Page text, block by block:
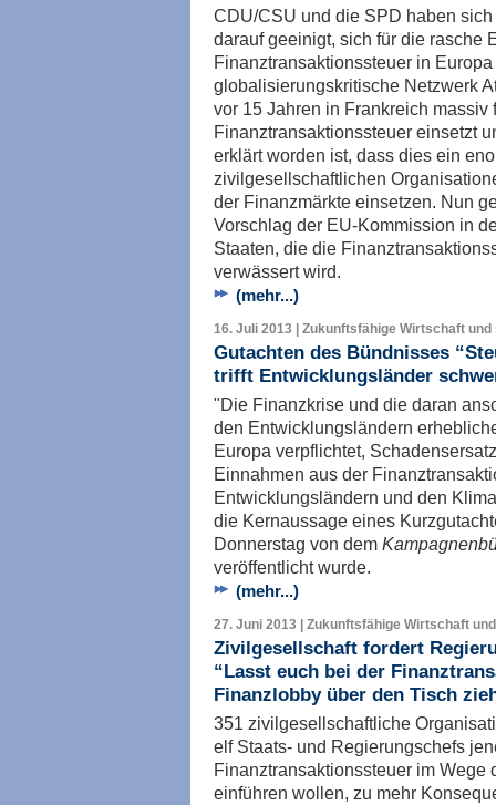
CDU/CSU und die SPD haben
darauf geeinigt, sich für die rasche
Finanztransaktionssteuer in
globalisierungskritische Netzwerk
vor 15 Jahren in Frankreich massiv
Finanztransaktionssteuer einsetzt
erklärt worden ist, dass dies ein
zivilgesellschaftlichen
der Finanzmärkte einsetzen. Nun
Vorschlag der EU-Kommission in
Staaten, die die
verwässert wird.
(mehr...)
16. Juli 2013 | Zukunftsfähige Wirtschaft
Gutachten des Bündnisses
trifft Entwicklungsländer
"Die Finanzkrise und die daran
den Entwicklungsländern
Europa verpflichtet,
Einnahmen aus der
Entwicklungsländern und den
die Kernaussage eines
Donnerstag von dem
veröffentlicht wurde.
(mehr...)
27. Juni 2013 | Zukunftsfähige Wirtschaft
Zivilgesellschaft fordert
“Lasst euch bei der
Finanzlobby über den Tisch
351 zivilgesellschaftliche
elf Staats- und Regierungschefs
Finanztransaktionssteuer im Wege
einführen wollen, zu mehr